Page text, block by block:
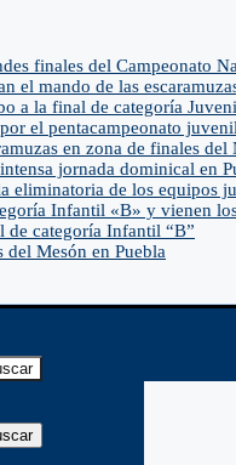
finales del Campeonato
el mando de las
a la final de categoría
el pentacampeonato
en zona de finales
jornada dominical en
eliminatoria de los equipos
Infantil «B» y vienen
de categoría Infantil “B”
Mesón en Puebla